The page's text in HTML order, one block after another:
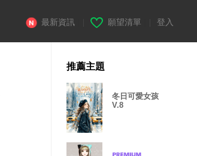
最新資訊 願望清單 登入
推薦主題
冬日可愛女孩
V.8